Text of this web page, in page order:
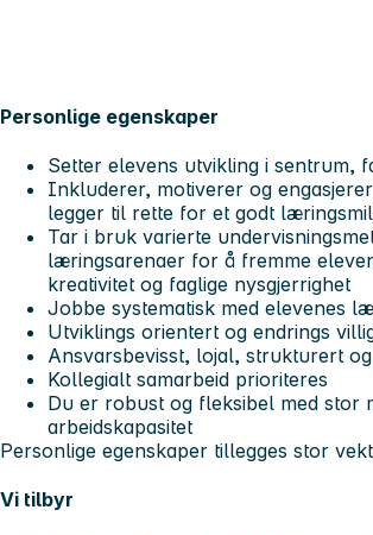
Personlige egenskaper
Setter elevens utvikling i sentrum,
Inkluderer, motiverer og
legger til rette for et godt
Tar i bruk varierte
læringsarenaer for å fremme
kreativitet og faglige nysgjerrighet
Jobbe systematisk med elevenes
Utviklings orientert og endrings
Ansvarsbevisst, lojal, strukturert
Kollegialt samarbeid prioriteres
Du er robust og fleksibel med stor
arbeidskapasitet
Personlige egenskaper tillegges stor
Vi tilbyr